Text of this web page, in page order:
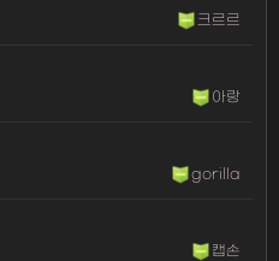
크르르
아랑
gorilla
캡손